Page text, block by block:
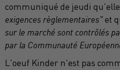
communiqué de jeudi qu'elle
exigences règlementaires" et
sur le marché sont contrôlés
par la Communauté
L'oeuf Kinder n'est pas